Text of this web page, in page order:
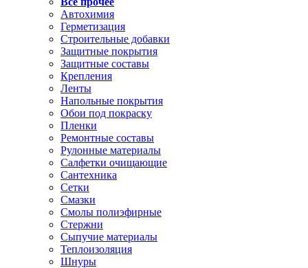
Автохимия
Герметизация
Строительные добавки
Защитные покрытия
Защитные составы
Крепления
Ленты
Напольные покрытия
Обои под покраску
Пленки
Ремонтные составы
Рулонные материалы
Салфетки очищающие
Сантехника
Сетки
Смазки
Смолы полиэфирные
Стержни
Сыпучие материалы
Теплоизоляция
Шнуры